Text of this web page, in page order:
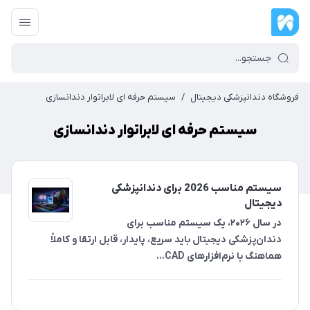
فروشگاه دندانپزشکی دیجیتال / سیستم حرفه ای لابراتوار دندانسازی
سیستم حرفه ای لابراتوار دندانسازی
سیستم مناسب 2026 برای دندانپزشکی
دیجیتال
در سال ۲۰۲۶، یک سیستم مناسب برای
دندان‌پزشکی دیجیتال باید سریع، پایدار، قابل ارتقا و کاملاً
هماهنگ با نرم‌افزارهای CAD...